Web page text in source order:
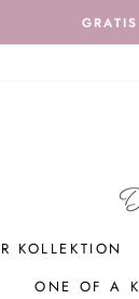
KOLLEKTION
ONE OF A